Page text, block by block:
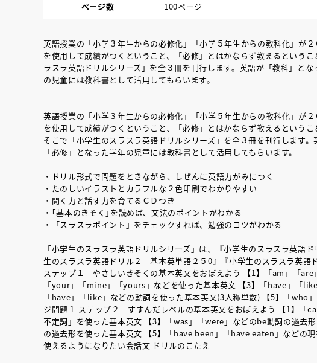
ページ数 100ページ
英語授業の「小学３年生からの必修化」「小学５年生からの教科化」が
を使用して成績がつくということ、「必修」とはかならず教えるという
ラスラ英語ドリルシリーズ」を全３冊を刊行します。英語が「教科」と
の児童には教科書として活用してもらいます。
英語授業の「小学３年生からの必修化」「小学５年生からの教科化」が
を使用して成績がつくということ、「必修」とはかならず教えるというこ
そこで「小学生のスラスラ英語ドリルシリーズ」を全３冊を刊行します
「必修」となった学年の児童には教科書として活用してもらいます。
・ドリル形式で問題をときながら、しぜんに英語力がみにつく
・たのしいイラストとカラフルな２色印刷でわかりやすい
・聞く力と話す力を育てるＣＤつき
・｢基本のきそく｣を読めば、文法のポイントがわかる
・「スラスラポイント」をチェックすれば、勉強のコツがわかる
「小学生のスラスラ英語ドリルシリーズ」は、『小学生のスラスラ英
生のスラスラ英語ドリル２ 基本英単語２５0』『小学生のスラスラ英語
ステップ１ やさしいきそくの基本英文をおぼえよう 【1】「am」「are
「your」「mine」「yours」などを使った基本英文 【3】「have」「
「have」「like」などの動詞を使った基本英文(3人称単数) 【5】「
ジ問題１ ステップ２ すすんだレベルの基本英文をおぼえよう 【1】「
不定詞」を使った基本英文 【3】「was」「were」などのbe動詞の過去
の過去形を使った基本英文 【5】「have been」「have eaten」などの
使えるようになりたい会話文 ドリルのこたえ
『NO.６再会』（あさのあ
イト ＃４ 2026年９月30
2025.02.17